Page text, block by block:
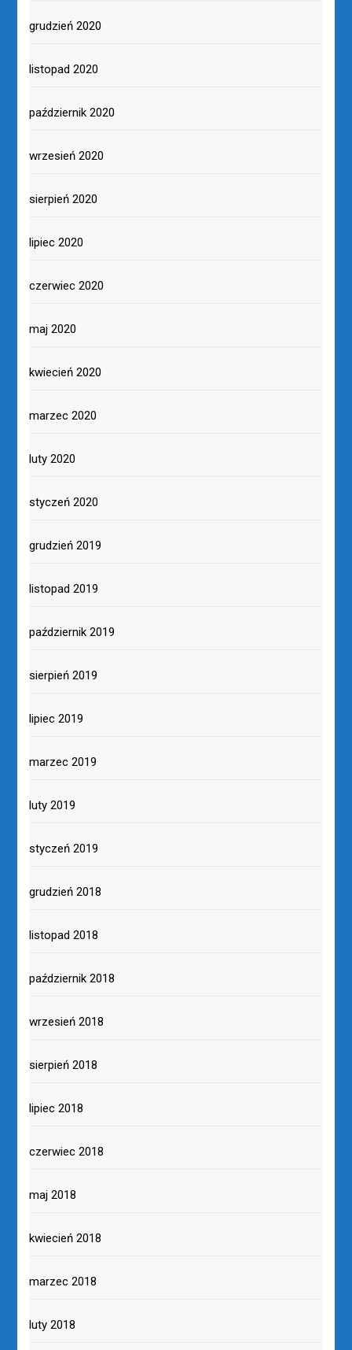
grudzień 2020
listopad 2020
październik 2020
wrzesień 2020
sierpień 2020
lipiec 2020
czerwiec 2020
maj 2020
kwiecień 2020
marzec 2020
luty 2020
styczeń 2020
grudzień 2019
listopad 2019
październik 2019
sierpień 2019
lipiec 2019
marzec 2019
luty 2019
styczeń 2019
grudzień 2018
listopad 2018
październik 2018
wrzesień 2018
sierpień 2018
lipiec 2018
czerwiec 2018
maj 2018
kwiecień 2018
marzec 2018
luty 2018